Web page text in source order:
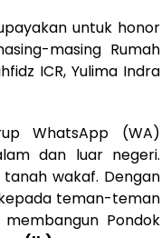
untuk honor
masing Rumah
ICR, Yulima Indra
WhatsApp (WA)
dan luar negeri.
wakaf. Dengan
teman-teman
Pondok